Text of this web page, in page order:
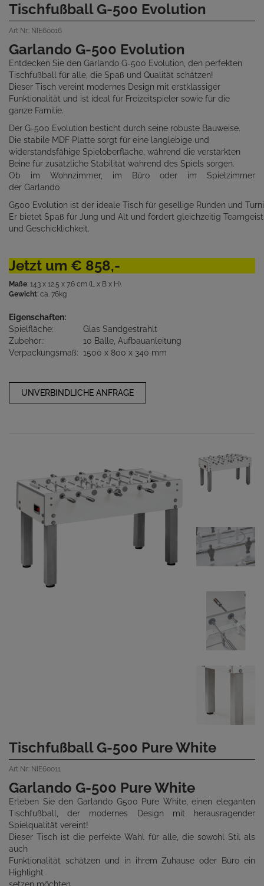
Tischfußball G-500 Evolution
Art Nr.: NIE60016
Garlando G-500 Evolution
Entdecken Sie den Garlando G-500 Evolution, den perfekten
Tischfußball für alle, die Spaß und Qualität schätzen!
Dieser Tisch vereint modernes Design mit erstklassiger
Funktionalität und ist ideal für Freizeitspieler sowie für die
ganze Familie.
Der G-500 Evolution besticht durch seine robuste Bauweise.
Die stabile MDF Platte sorgt für eine langlebige und
widerstandsfähige Spieloberfläche, während die verstärkten
Beine für zusätzliche Stabilität während des Spiels sorgen.
Ob im Wohnzimmer, im Büro oder im Spielzimmer
der Garlando
G500 Evolution ist der ideale Tisch für gesellige Runden und
Er bietet Spaß für Jung und Alt und fördert gleichzeitig Teamgeist
und Geschicklichkeit.
Jetzt um € 858,-
Maße: 143 x 12.5 x 7.6 cm (L x B x H).
Gewicht: ca. 76kg
Eigenschaften:
Spielfläche:
Glas Sandgestrahlt
Zubehör::
10 Bälle, Aufbauanleitung
Verpackungsmaß: 1500 x 800 x 340 mm
UNVERBINDLICHE ANFRAGE
Tischfußball G-500 Pure White
Art Nr.: NIE60011
Garlando G-500 Pure White
Erleben Sie den Garlando G500 Pure White, einen eleganten
Tischfußball, der modernes Design mit herausragender
Spielqualität vereint!
Dieser Tisch ist die perfekte Wahl für alle, die sowohl Stil als
auch
Funktionalität schätzen und in ihrem Zuhause oder Büro ein
Highlight